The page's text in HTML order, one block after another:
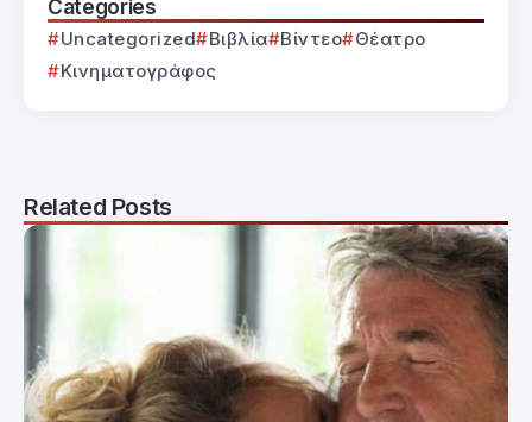
Categories
Uncategorized Βιβλία Βίντεο
Θέατρο
Κινηματογράφος
Related Posts